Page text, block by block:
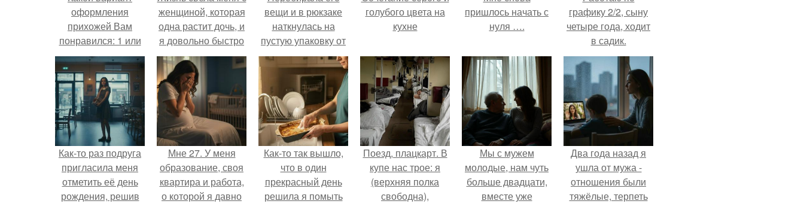
оформления
прихожей Вам
понравился: 1 или
2?
женщиной, которая
одна растит дочь, и
я довольно быстро
привязался к ним
обеим.
вещи и в рюкзаке
наткнулась на
пустую упаковку от
каких-то таблеток.
голубого цвета на
кухне
пришлось начать с
нуля ….
графику 2/2, сыну
четыре года, ходит
в садик.
Как-то раз подруга
пригласила меня
отметить её день
рождения, решив
Мне 27. У меня
образование, своя
квартира и работа,
о которой я давно
Как-то так вышло,
что в один
прекрасный день
решила я помыть
Поезд, плацкарт. В
купе нас трое: я
(верхняя полка
свободна),
Мы с мужем
молодые, нам чуть
больше двадцати,
вместе уже
Два года назад я
ушла от мужа -
отношения были
тяжёлые, терпеть